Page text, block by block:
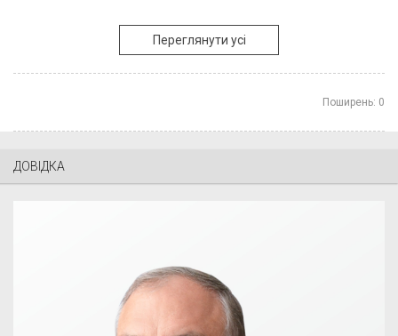
Переглянути усі
Поширень: 0
ДОВІДКА